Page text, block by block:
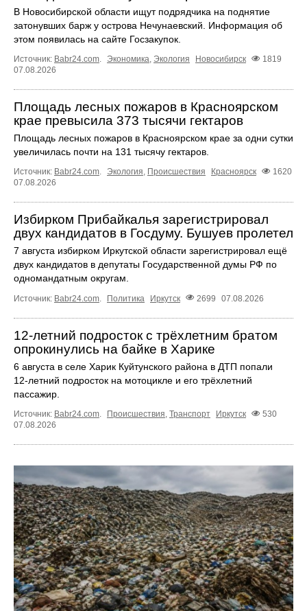
В Новосибирской области ищут подрядчика на поднятие
затонувших барж у острова Нечунаевский. Информация об
этом появилась на сайте Госзакупок.
Источник: Babr24.com. Экономика, Экология Новосибирск
1819
07.08.2026
Площадь лесных пожаров в Красноярском
крае превысила 373 тысячи гектаров
Площадь лесных пожаров в Красноярском крае за одни сутки
увеличилась почти на 131 тысячу гектаров.
Источник: Babr24.com. Экология, Происшествия Красноярск
1620
07.08.2026
Избирком Прибайкалья зарегистрировал
двух кандидатов в Госдуму. Бушуев пролетел
7 августа избирком Иркутской области зарегистрировал ещё
двух кандидатов в депутаты Государственной думы РФ по
одномандатным округам.
Источник: Babr24.com Политика Иркутск 2699 07.08.2026
12‑летний подросток с трёхлетним братом
опрокинулись на байке в Харике
6 августа в селе Харик Куйтунского района в ДТП попали
12‑летний подросток на мотоцикле и его трёхлетний
пассажир.
Источник: Babr24.com Происшествия Транспорт Иркутск
530
07.08.2026